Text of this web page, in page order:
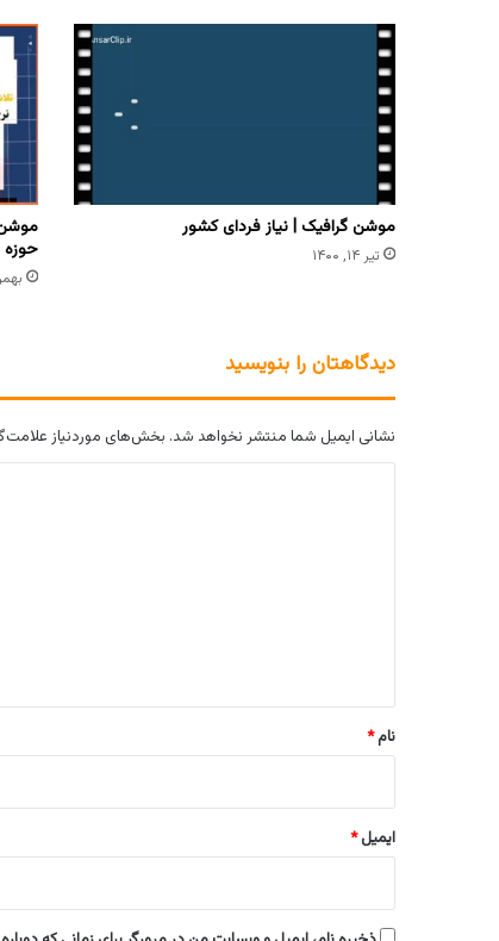
موشن گرافیک | نیاز فردای کشور
تیر ۱۴, ۱۴۰۰
موشن
بهمن ۱۳,
دیدگاهتان را بنویسید
نشانی ایمیل شما منتشر نخواهد شد. بخش‌های موردنیاز
نام*
ایمیل*